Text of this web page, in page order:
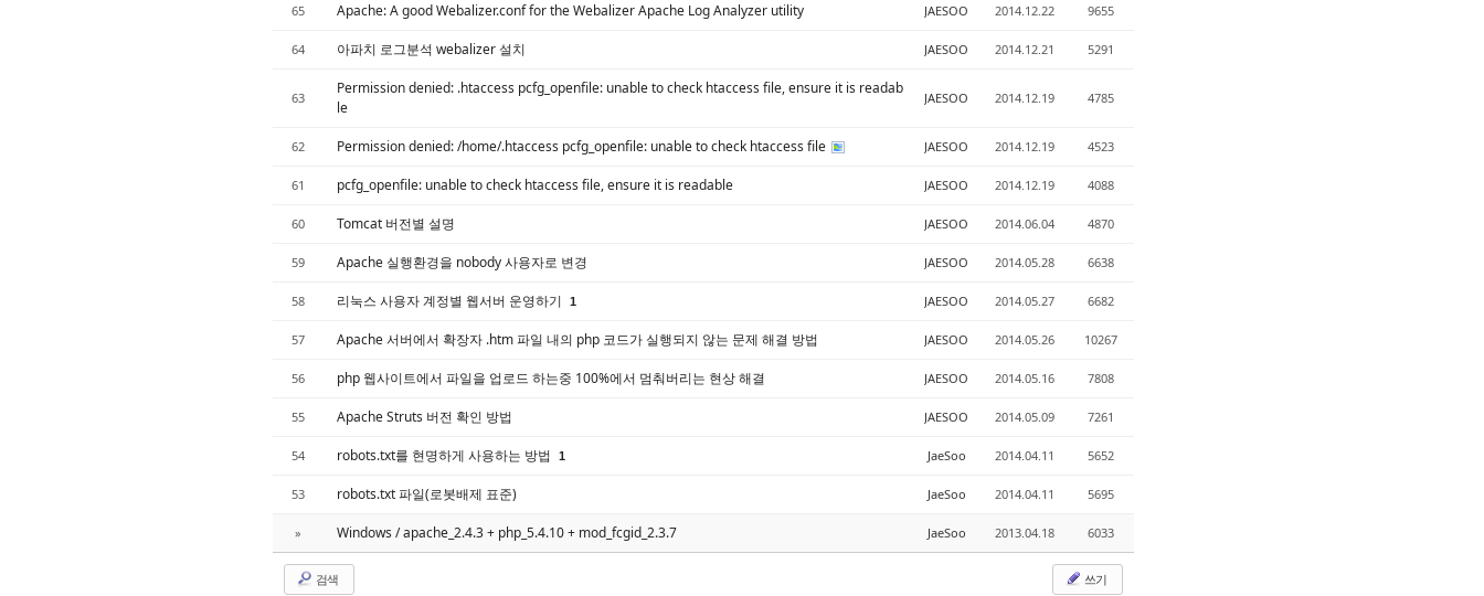
65 Apache: A good Webalizer.conf for the Webalizer Apache Log Analyzer utility JAESOO 2014.12.22 9655
64 아파치 로그분석 webalizer 설치 JAESOO 2014.12.21 5291
63
Permission denied: .htaccess pcfg_openfile: unable to check htaccess file, ensure it is readab
le
JAESOO 2014.12.19 4785
62 Permission denied: /home/.htaccess pcfg_openfile: unable to check htaccess file JAESOO 2014.12.19 4523
61 pcfg_openfile: unable to check htaccess file, ensure it is readable JAESOO 2014.12.19 4088
60 Tomcat 버전별 설명 JAESOO 2014.06.04 4870
59 Apache 실행환경을 nobody 사용자로 변경 JAESOO 2014.05.28 6638
58 리눅스 사용자 계정별 웹서버 운영하기 1 JAESOO 2014.05.27 6682
57 Apache 서버에서 확장자 .htm 파일 내의 php 코드가 실행되지 않는 문제 해결 방법 JAESOO 2014.05.26 10267
56 php 웹사이트에서 파일을 업로드 하는중 100%에서 멈춰버리는 현상 해결 JAESOO 2014.05.16 7808
55 Apache Struts 버전 확인 방법 JAESOO 2014.05.09 7261
54 robots.txt를 현명하게 사용하는 방법 1 JaeSoo 2014.04.11 5652
53 robots.txt 파일(로봇배제 표준) JaeSoo 2014.04.11 5695
» Windows / apache_2.4.3 + php_5.4.10 + mod_fcgid_2.3.7 JaeSoo 2013.04.18 6033
검색 쓰기